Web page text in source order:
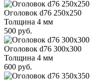
Оголовок d76 250х250
Толщина 4 мм
500 руб.
Оголовок d76 300х300
Толщина 4 мм
600 руб.